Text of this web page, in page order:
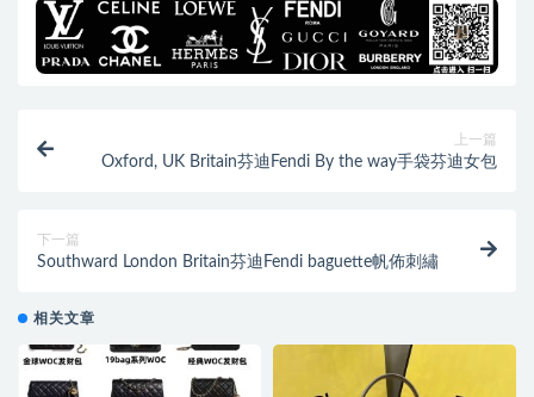
上一篇
Oxford, UK Britain芬迪Fendi By the way手袋芬迪女包
下一篇
Southward London Britain芬迪Fendi baguette帆佈刺繡
相关文章